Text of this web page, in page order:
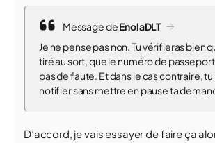
Message deEnolaDLT
Je ne pense pas non. Tu vérifieras bien
tiré au sort, que le numéro de
pas de faute. Et dans le cas contraire,
notifier sans mettre en pause ta
D’accord, je vais essayer de faire ça